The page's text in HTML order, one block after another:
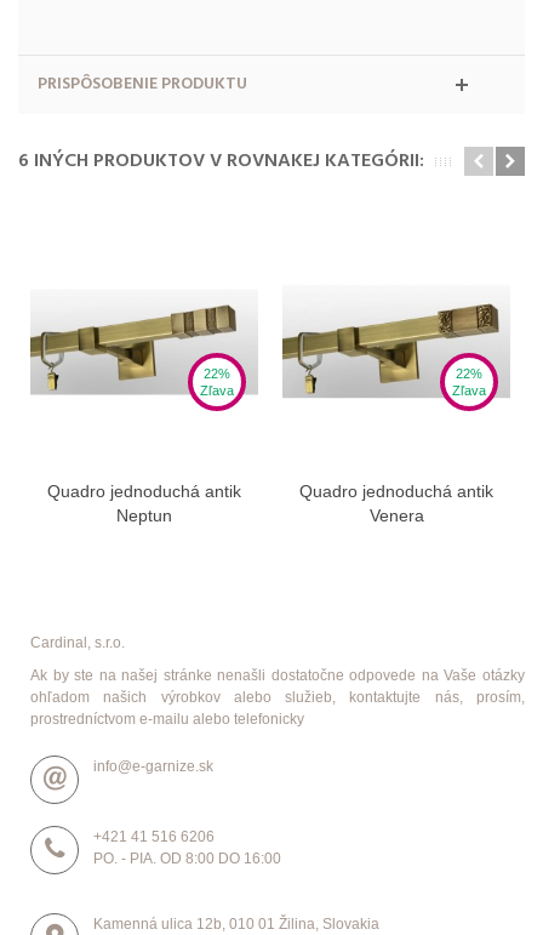
PRISPÔSOBENIE PRODUKTU
6 INÝCH PRODUKTOV V ROVNAKEJ KATEGÓRII:
22%
Zľava
Quadro jednoduchá antik
Neptun
22%
Zľava
Quadro jednoduchá antik
Venera
Cardinal, s.r.o.
Ak by ste na našej stránke nenašli dostatočne odpovede na Vaše otázky
ohľadom našich výrobkov alebo služieb, kontaktujte nás, prosím,
prostredníctvom e-mailu alebo telefonicky
info@e-garnize.sk
+421 41 516 6206
PO. - PIA. OD 8:00 DO 16:00
Kamenná ulica 12b, 010 01 Žilina, Slovakia